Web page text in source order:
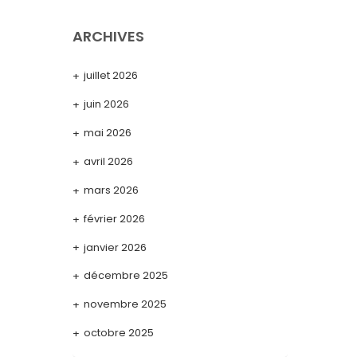
ARCHIVES
juillet 2026
juin 2026
mai 2026
avril 2026
mars 2026
février 2026
janvier 2026
décembre 2025
novembre 2025
octobre 2025